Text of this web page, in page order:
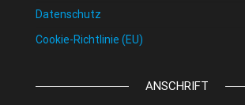
Datenschutz
Cookie-Richtlinie (EU)
ANSCHRIFT